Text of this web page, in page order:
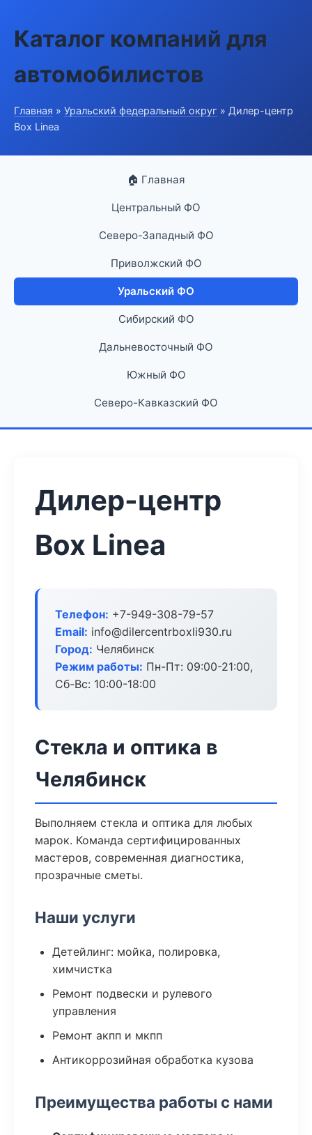
Каталог компаний для
автомобилистов
Главная » Уральский федеральный округ » Дилер-центр
Box Linea
🏠 Главная
Центральный ФО
Северо-Западный ФО
Приволжский ФО
Уральский ФО
Сибирский ФО
Дальневосточный ФО
Южный ФО
Северо-Кавказский ФО
Дилер-центр
Box Linea
Телефон: +7-949-308-79-57
Email: info@dilercentrboxli930.ru
Город: Челябинск
Режим работы: Пн-Пт: 09:00-21:00,
Сб-Вс: 10:00-18:00
Стекла и оптика в
Челябинск
Выполняем стекла и оптика для любых
марок. Команда сертифицированных
мастеров, современная диагностика,
прозрачные сметы.
Наши услуги
Детейлинг: мойка, полировка,
химчистка
Ремонт подвески и рулевого
управления
Ремонт акпп и мкпп
Антикоррозийная обработка кузова
Преимущества работы с нами